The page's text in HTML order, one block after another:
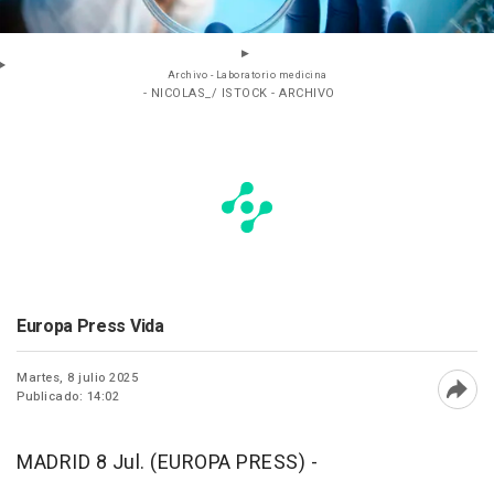
Archivo - Laboratorio medicina
- NICOLAS_/ ISTOCK - ARCHIVO
Europa Press Vida
Martes, 8 julio 2025
Publicado: 14:02
MADRID 8 Jul. (EUROPA PRESS) -